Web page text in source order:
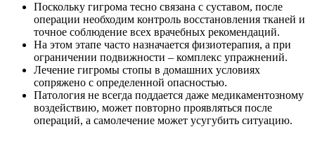
Поскольку гигрома тесно связана с суставом, после
операции необходим контроль восстановления тканей и
точное соблюдение всех врачебных рекомендаций.
На этом этапе часто назначается физиотерапия, а при
ограничении подвижности – комплекс упражнений.
Лечение гигромы стопы в домашних условиях
сопряжено с определенной опасностью.
Патология не всегда поддается даже медикаментозному
воздействию, может повторно проявляться после
операций, а самолечение может усугубить ситуацию.